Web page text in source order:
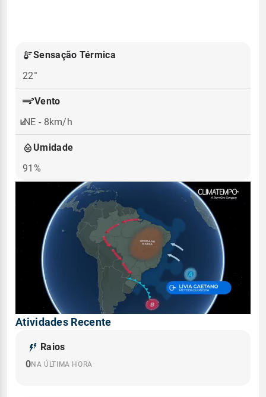
Sensação Térmica
22°
Vento
NE - 8km/h
Umidade
91%
Atividades Recente
Raios
0NA ÚLTIMA HORA